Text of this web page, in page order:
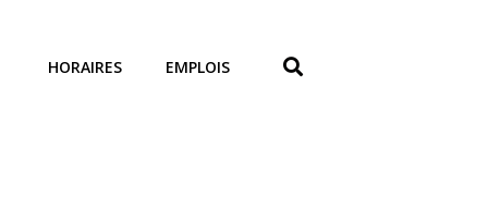
HORAIRES EMPLOIS